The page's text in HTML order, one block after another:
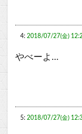
4: 2018/07/27(金)
やべーよ…
5: 2018/07/27(金)